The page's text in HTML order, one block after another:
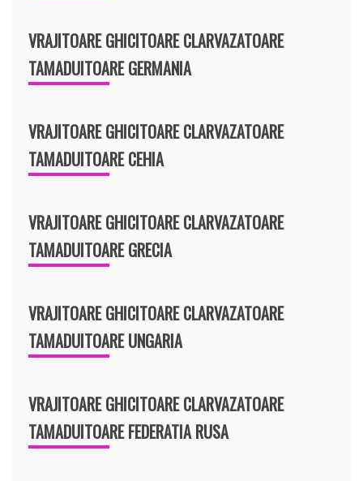
VRAJITOARE GHICITOARE CLARVAZATOARE
TAMADUITOARE GERMANIA
VRAJITOARE GHICITOARE CLARVAZATOARE
TAMADUITOARE CEHIA
VRAJITOARE GHICITOARE CLARVAZATOARE
TAMADUITOARE GRECIA
VRAJITOARE GHICITOARE CLARVAZATOARE
TAMADUITOARE UNGARIA
VRAJITOARE GHICITOARE CLARVAZATOARE
TAMADUITOARE FEDERATIA RUSA